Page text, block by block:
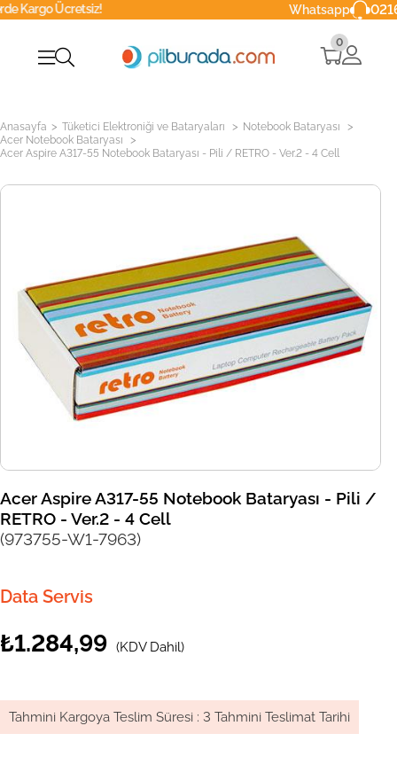
0216 629 90 40
0
Anasayfa > Tüketici Elektroniği ve Bataryaları > Notebook Bataryası >
Acer Notebook Bataryası >
Acer Aspire A317-55 Notebook Bataryası - Pili / RETRO - Ver.2 - 4 Cell
Acer Aspire A317-55 Notebook Bataryası - Pili /
RETRO - Ver.2 - 4 Cell
(973755-W1-7963)
Data Servis
₺1.284,99 (KDV Dahil)
Tahmini Kargoya Teslim Süresi : 3 Tahmini Teslimat Tarihi